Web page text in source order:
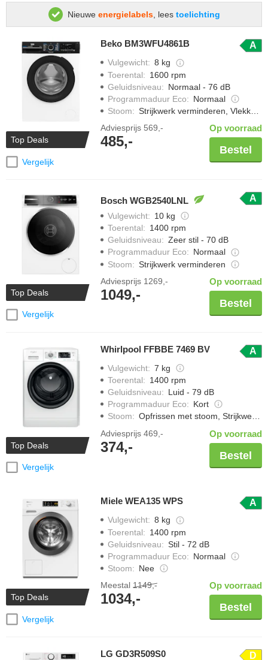
Nieuwe energielabels, lees toelichting
Top Deals
Vergelijk
Beko BM3WFU4861B A
Vulgewicht: 8 kg
Toerental: 1600 rpm
Geluidsniveau: Normaal - 76 dB
Programmaduur Eco: Normaal
Stoom: Strijkwerk verminderen, Vlekken verwijderen met stoom
Adviesprijs 569,-
485,-
Op voorraad
Bestel
Top Deals
Vergelijk
Bosch WGB2540LNL A
Vulgewicht: 10 kg
Toerental: 1400 rpm
Geluidsniveau: Zeer stil - 70 dB
Programmaduur Eco: Normaal
Stoom: Strijkwerk verminderen
Adviesprijs 1269,-
1049,-
Op voorraad
Bestel
Top Deals
Vergelijk
Whirlpool FFBBE 7469 BV A
Vulgewicht: 7 kg
Toerental: 1400 rpm
Geluidsniveau: Luid - 79 dB
Programmaduur Eco: Kort
Stoom: Opfrissen met stoom, Strijkwerk verminderen
Adviesprijs 469,-
374,-
Op voorraad
Bestel
Top Deals
Vergelijk
Miele WEA135 WPS A
Vulgewicht: 8 kg
Toerental: 1400 rpm
Geluidsniveau: Stil - 72 dB
Programmaduur Eco: Normaal
Stoom: Nee
Meestal 1149,-
1034,-
Op voorraad
Bestel
LG GD3R509S0 D